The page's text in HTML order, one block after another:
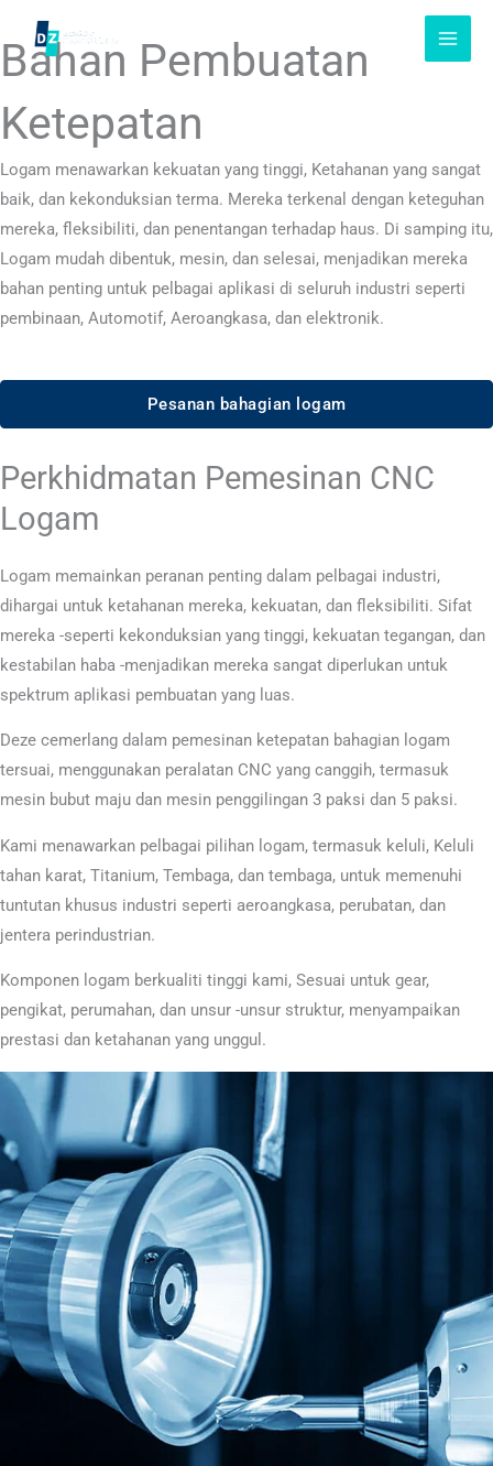
ke
kandungan
Bahan Pembuatan
Ketepatan
Logam menawarkan kekuatan yang tinggi, Ketahanan yang sangat
baik, dan kekonduksian terma. Mereka terkenal dengan keteguhan
mereka, fleksibiliti, dan penentangan terhadap haus. Di samping itu,
Logam mudah dibentuk, mesin, dan selesai, menjadikan mereka
bahan penting untuk pelbagai aplikasi di seluruh industri seperti
pembinaan, Automotif, Aeroangkasa, dan elektronik.
Pesanan bahagian logam
Perkhidmatan Pemesinan CNC
Logam
Logam memainkan peranan penting dalam pelbagai industri,
dihargai untuk ketahanan mereka, kekuatan, dan fleksibiliti. Sifat
mereka -seperti kekonduksian yang tinggi, kekuatan tegangan, dan
kestabilan haba -menjadikan mereka sangat diperlukan untuk
spektrum aplikasi pembuatan yang luas.
Deze cemerlang dalam pemesinan ketepatan bahagian logam
tersuai, menggunakan peralatan CNC yang canggih, termasuk
mesin bubut maju dan mesin penggilingan 3 paksi dan 5 paksi.
Kami menawarkan pelbagai pilihan logam, termasuk keluli, Keluli
tahan karat, Titanium, Tembaga, dan tembaga, untuk memenuhi
tuntutan khusus industri seperti aeroangkasa, perubatan, dan
jentera perindustrian.
Komponen logam berkualiti tinggi kami, Sesuai untuk gear,
pengikat, perumahan, dan unsur -unsur struktur, menyampaikan
prestasi dan ketahanan yang unggul.